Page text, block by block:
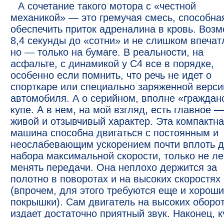
А сочетание такого мотора с «честной
механикой» — это гремучая смесь,
обеспечить приток адреналина в кровь.
8,4 секунды до «сотни» и не слишком
но — только на бумаге. В реальности, на
асфальте, с динамикой у С4 все в порядке,
особенно если помнить, что речь не идет о
спорткаре или специально заряженной
автомобиля. А о серийном, вполне
купе. А в нем, на мой взгляд, есть главное —
живой и отзывчивый характер. Эта
машина способна двигаться с постоянным и
неослабевающим ускорением почти вплоть
набора максимальной скорости, только не
менять передачи. Она неплохо держится за
полотно в поворотах и на высоких скоростях
(впрочем, для этого требуются еще и
покрышки). Сам двигатель на высоких
издает достаточно приятный звук. Наконец,